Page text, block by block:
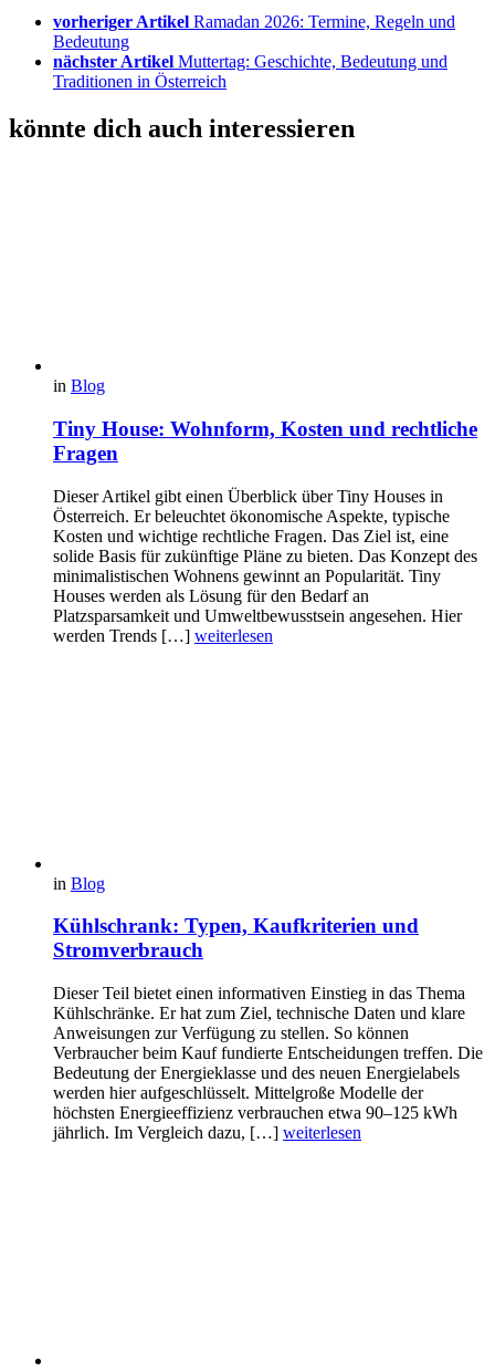
vorheriger Artikel Ramadan 2026: Termine, Regeln und
Bedeutung
nächster Artikel Muttertag: Geschichte, Bedeutung und
Traditionen in Österreich
könnte dich auch interessieren
in Blog
Tiny House: Wohnform, Kosten und rechtliche
Fragen
Dieser Artikel gibt einen Überblick über Tiny Houses in
Österreich. Er beleuchtet ökonomische Aspekte, typische
Kosten und wichtige rechtliche Fragen. Das Ziel ist, eine
solide Basis für zukünftige Pläne zu bieten. Das Konzept des
minimalistischen Wohnens gewinnt an Popularität. Tiny
Houses werden als Lösung für den Bedarf an
Platzsparsamkeit und Umweltbewusstsein angesehen. Hier
werden Trends […] weiterlesen
in Blog
Kühlschrank: Typen, Kaufkriterien und
Stromverbrauch
Dieser Teil bietet einen informativen Einstieg in das Thema
Kühlschränke. Er hat zum Ziel, technische Daten und klare
Anweisungen zur Verfügung zu stellen. So können
Verbraucher beim Kauf fundierte Entscheidungen treffen. Die
Bedeutung der Energieklasse und des neuen Energielabels
werden hier aufgeschlüsselt. Mittelgroße Modelle der
höchsten Energieeffizienz verbrauchen etwa 90–125 kWh
jährlich. Im Vergleich dazu, […] weiterlesen